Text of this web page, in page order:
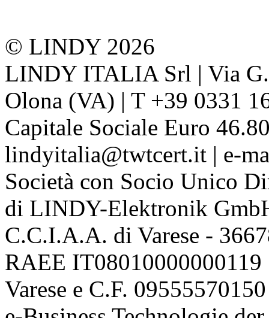
© LINDY 2026
LINDY ITALIA Srl | Via
Olona (VA) | T +39 0331
Capitale Sociale Euro
lindyitalia@twtcert.it | e-
Società con Socio Unico
di LINDY-Elektronik
C.C.I.A.A. di Varese -
RAEE
Varese e C.F. 09555570150